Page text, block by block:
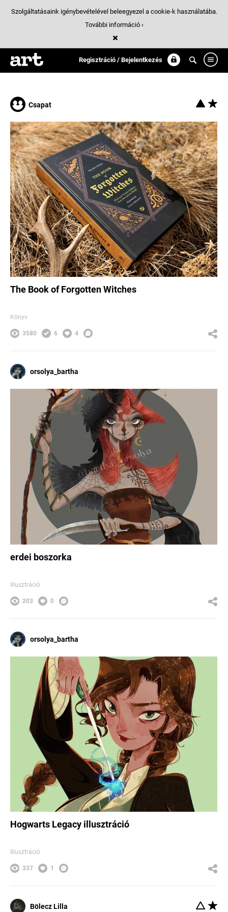
Regisztráció / Bejelentkezés
Találatok/ 8:
boszorkany
Csapat
The Book of Forgotten Witches
Könyv
3580 6 4
orsolya_bartha
erdei boszorka
Illusztráció
203 0
orsolya_bartha
Hogwarts Legacy illusztráció
Illusztráció
337 1
Bölecz Lilla
Szolgáltatásaink igénybevételével beleegyezel a cookie-k használatába.
További információ ›